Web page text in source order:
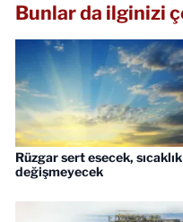
Bunlar da ilginizi
Rüzgar sert esecek, sıcaklık
değişmeyecek